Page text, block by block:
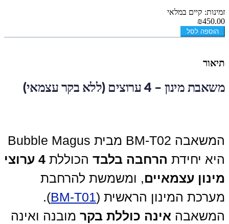
זמינות: קיים במלאי
₪450.00
הוספה לסל
תיאור
משאבת מינון – 4 ערוצים (ללא בקר עצמאי)
המשאבה BM-T02 מבית Bubble Magus
היא יחידת הרחבה בלבד הכוללת
4 ערוצי
מינון עצמאיים, ומשמשת להרחבת
מערכת המינון הראשית (BM-T01
).
המשאבה אינה כוללת בקר מובנה ואינה